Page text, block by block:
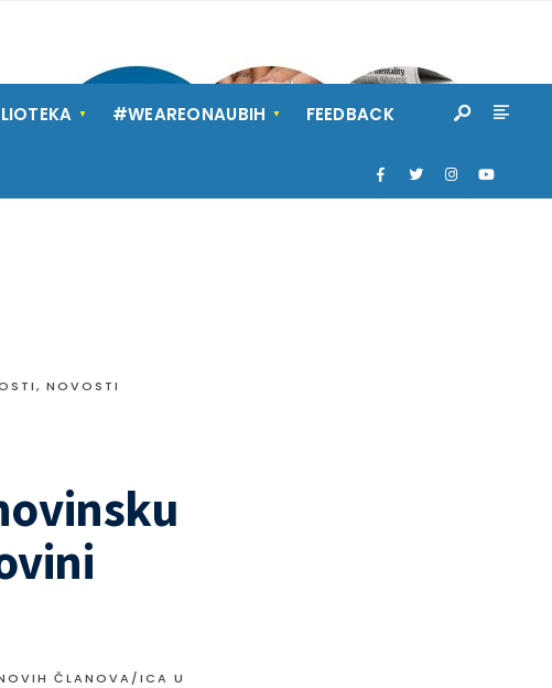
#WEAREONAUBIH FEEDBACK
, NOVOSTI
ČLANOVA/ICA U